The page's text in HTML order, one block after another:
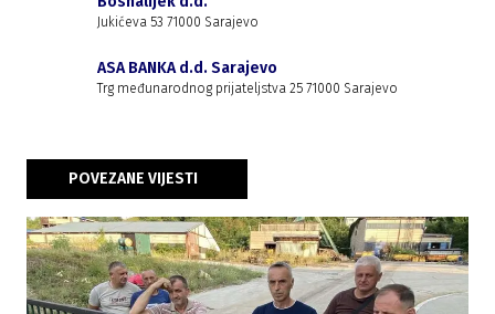
Jukićeva 53 71000 Sarajevo
ASA BANKA d.d. Sarajevo
Trg međunarodnog prijateljstva 25 71000 Sarajevo
POVEZANE VIJESTI